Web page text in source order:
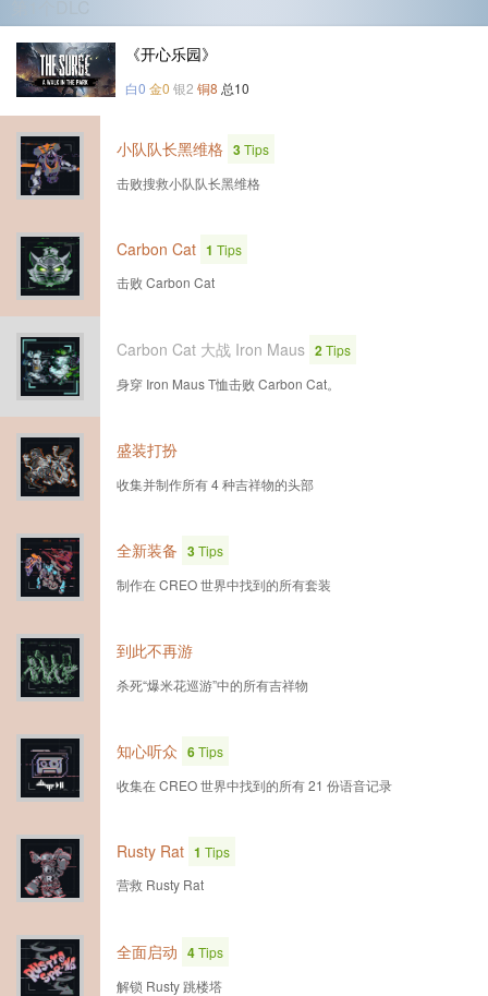
《开心乐园》
白0 金0 银2 铜8 总10
小队队长黑维格 3Tips
击败搜救小队队长黑维格
Carbon Cat 1 Tips
击败 Carbon Cat
Carbon Cat 大战 Iron Maus 2Tips
身穿 Iron Maus T恤击败 Carbon Cat。
盛装打扮
收集并制作所有 4 种吉祥物的头部
全新装备 3Tips
制作在 CREO 世界中找到的所有套装
到此不再游
杀死“爆米花巡游”中的所有吉祥物
知心听众 6Tips
收集在 CREO 世界中找到的所有 21 份语音记录
Rusty Rat 1 Tips
营救 Rusty Rat
全面启动 4Tips
解锁 Rusty 跳楼塔